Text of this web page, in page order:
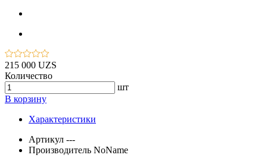
215 000 UZS
Количество
шт
В корзину
Характеристики
Артикул ---
Производитель NoName